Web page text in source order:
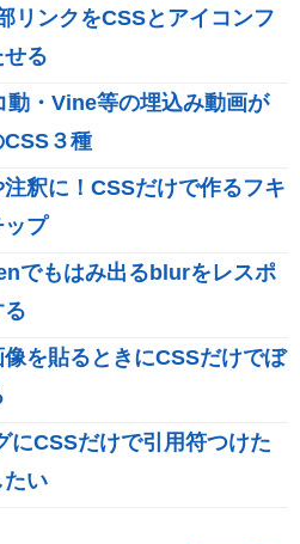
リンクをCSSとアイコンフ
る
動・Vine等の埋込み動画が
３種
釈に！CSSだけで作るフキ
ップ
でもはみ出るblurをレスポ
を貼るときにCSSだけでぼ
CSSだけで引用符つけた
たい